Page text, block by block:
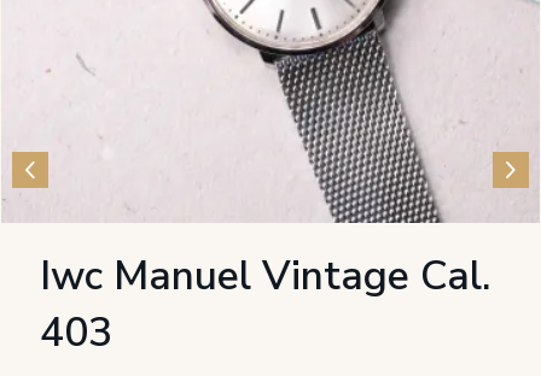
Iwc Manuel Vintage Cal.
403